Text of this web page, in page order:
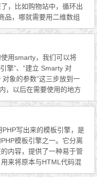
，比如购物站中，循环出
品，哪就需要用二维数组
二维数组中的一维数组
的，而且不好理解，在P
，可以直接用 section 循
值则是二维数组中的一维
板中读取 php 二维数组相
读...
用smarty，我们可以将
擎”、“建立 Smarty 对
对象的参数”这三步放到一
，以后在需要使用的地方
，即可，例如：
写出来的模板引擎，是
模板引擎之一。它分离
内容，提供了一种易于管
来将原本与HTML代码混
辑分离。简单的讲，目的